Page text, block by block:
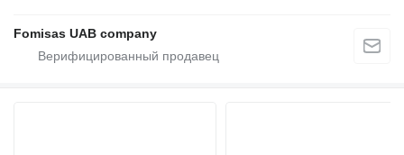
Fomisas UAB company